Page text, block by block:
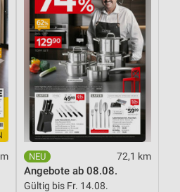
72,1 km
Angebote ab 08.08.
Gültig bis Fr. 14.08.